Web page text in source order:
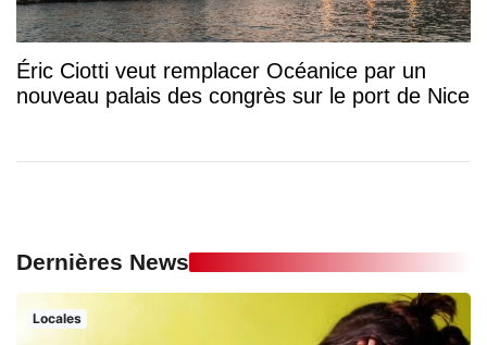
Éric Ciotti veut remplacer Océanice par un
nouveau palais des congrès sur le port de Nice
Dernières News
Locales